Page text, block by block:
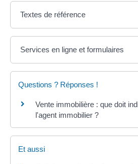
Textes de référence
Services en ligne et formulaires
Questions ? Réponses !
Vente immobilière : que doit
l'agent immobilier ?
Et aussi